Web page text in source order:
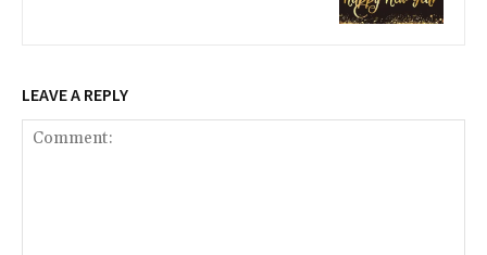
LEAVE A REPLY